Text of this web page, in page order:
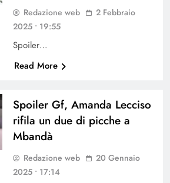
Redazione web
2 Febbraio
2025 • 19:55
Spoiler…
Read More
Spoiler Gf, Amanda Lecciso
rifila un due di picche a
Mbandà
Redazione web
20 Gennaio
2025 • 17:14